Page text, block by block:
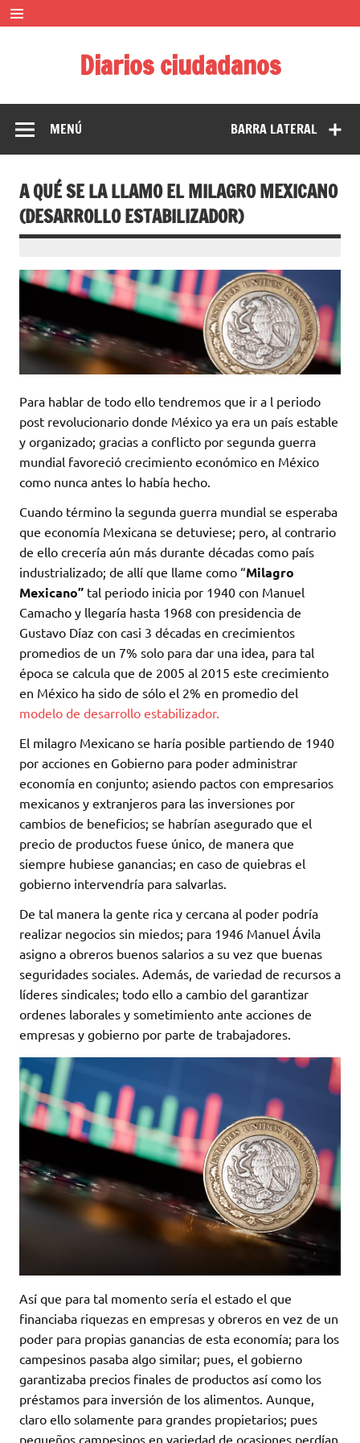
Saltar
contenido
Diarios ciudadanos
BARRA LATERAL
MENÚ
A QUÉ SE LA LLAMO EL MILAGRO MEXICANO
(DESARROLLO ESTABILIZADOR)
Para hablar de todo ello tendremos que ir a l periodo
post revolucionario donde México ya era un país estable
y organizado; gracias a conflicto por segunda guerra
mundial favoreció crecimiento económico en México
como nunca antes lo había hecho.
Cuando término la segunda guerra mundial se esperaba
que economía Mexicana se detuviese; pero, al contrario
de ello crecería aún más durante décadas como país
industrializado; de allí que llame como “Milagro
Mexicano” tal periodo inicia por 1940 con Manuel
Camacho y llegaría hasta 1968 con presidencia de
Gustavo Díaz con casi 3 décadas en crecimientos
promedios de un 7% solo para dar una idea, para tal
época se calcula que de 2005 al 2015 este crecimiento
en México ha sido de sólo el 2% en promedio del
modelo de desarrollo estabilizador.
El milagro Mexicano se haría posible partiendo de 1940
por acciones en Gobierno para poder administrar
economía en conjunto; asiendo pactos con empresarios
mexicanos y extranjeros para las inversiones por
cambios de beneficios; se habrían asegurado que el
precio de productos fuese único, de manera que
siempre hubiese ganancias; en caso de quiebras el
gobierno intervendría para salvarlas.
De tal manera la gente rica y cercana al poder podría
realizar negocios sin miedos; para 1946 Manuel Ávila
asigno a obreros buenos salarios a su vez que buenas
seguridades sociales. Además, de variedad de recursos a
líderes sindicales; todo ello a cambio del garantizar
ordenes laborales y sometimiento ante acciones de
empresas y gobierno por parte de trabajadores.
Así que para tal momento sería el estado el que
financiaba riquezas en empresas y obreros en vez de un
poder para propias ganancias de esta economía; para los
campesinos pasaba algo similar; pues, el gobierno
garantizaba precios finales de productos así como los
préstamos para inversión de los alimentos. Aunque,
claro ello solamente para grandes propietarios; pues
pequeños campesinos en variedad de ocasiones perdían